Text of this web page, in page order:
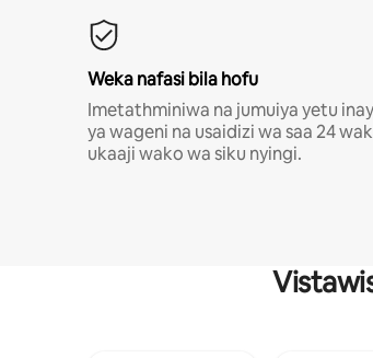
Weka nafasi bila hofu
Imetathminiwa na jumuiya yetu
ya wageni na usaidizi wa saa 24
ukaaji wako wa siku nyingi.